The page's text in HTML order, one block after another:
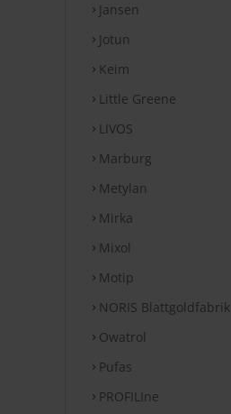
Jansen
Jotun
Keim
Little Greene
LIVOS
Marburg
Metylan
Mirka
Mixol
Motip
NORIS Blattgoldfabrik
Owatrol
Pufas
PROFILIne